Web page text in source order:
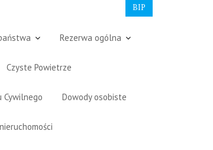
BIP
Rezerwa ogólna
Czyste Powietrze
Cywilnego Dowody osobiste